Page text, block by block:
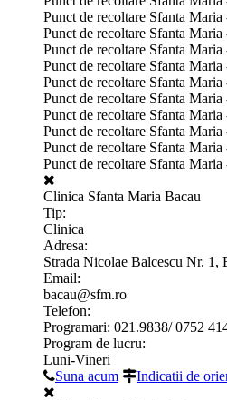
Punct de recoltare Sfanta
Punct de recoltare Sfanta
Punct de recoltare Sfanta
Punct de recoltare Sfanta
Punct de recoltare Sfanta Maria
Punct de recoltare Sfanta Maria
Punct de recoltare Sfanta Maria
Punct de recoltare Sfanta Maria
Punct de recoltare Sfanta Maria
Punct de recoltare Sfanta Maria
Clinica Sfanta Maria Bacau
Tip:
Clinica
Adresa:
Strada Nicolae Balcescu Nr. 1,
Email:
bacau@sfm.ro
Telefon:
Programari: 021.9838/ 0752
Program de lucru:
Luni-Vineri
Suna acum
Indicatii de